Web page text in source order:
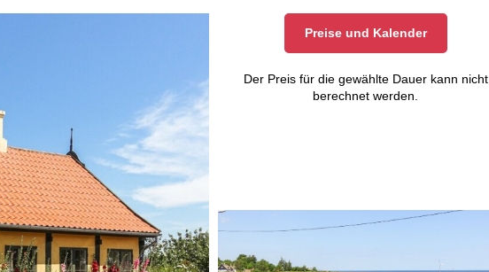
Preise und Kalender
Der Preis für die gewählte Dauer kann nicht
berechnet werden.